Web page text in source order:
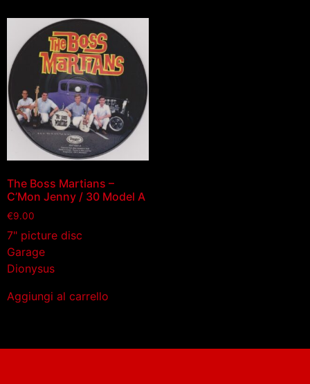
The Boss Martians –
C’Mon Jenny / 30 Model A
€9.00
7" picture disc
Garage
Dionysus
Aggiungi al carrello